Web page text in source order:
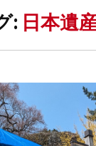
: 日本遺